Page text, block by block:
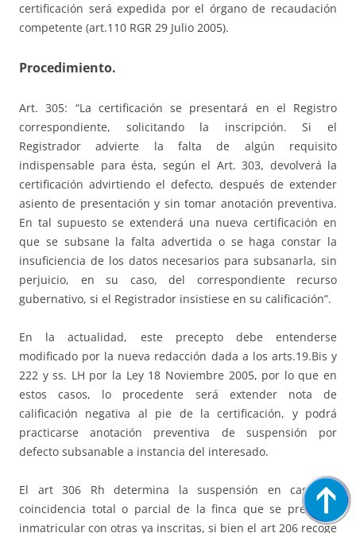
certificación será expedida por el órgano de recaudación
competente (art.110 RGR 29 Julio 2005).
Procedimiento.
Art. 305: “La certificación se presentará en el Registro
correspondiente, solicitando la inscripción. Si el
Registrador advierte la falta de algún requisito
indispensable para ésta, según el Art. 303, devolverá la
certificación advirtiendo el defecto, después de extender
asiento de presentación y sin tomar anotación preventiva.
En tal supuesto se extenderá una nueva certificación en
que se subsane la falta advertida o se haga constar la
insuficiencia de los datos necesarios para subsanarla, sin
perjuicio, en su caso, del correspondiente recurso
gubernativo, si el Registrador insistiese en su calificación”.
En la actualidad, este precepto debe entenderse
modificado por la nueva redacción dada a los arts.19.Bis y
222 y ss. LH por la Ley 18 Noviembre 2005, por lo que en
estos casos, lo procedente será extender nota de
calificación negativa al pie de la certificación, y podrá
practicarse anotación preventiva de suspensión por
defecto subsanable a instancia del interesado.
El art 306 Rh determina la suspensión en caso de
coincidencia total o parcial de la finca que se pretende
inmatricular con otras ya inscritas, si bien el art 206 recoge